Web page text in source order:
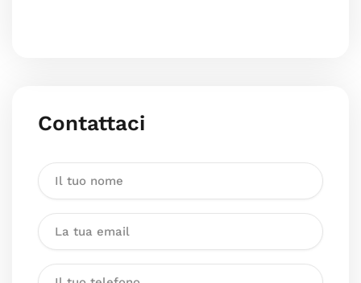
Contattaci